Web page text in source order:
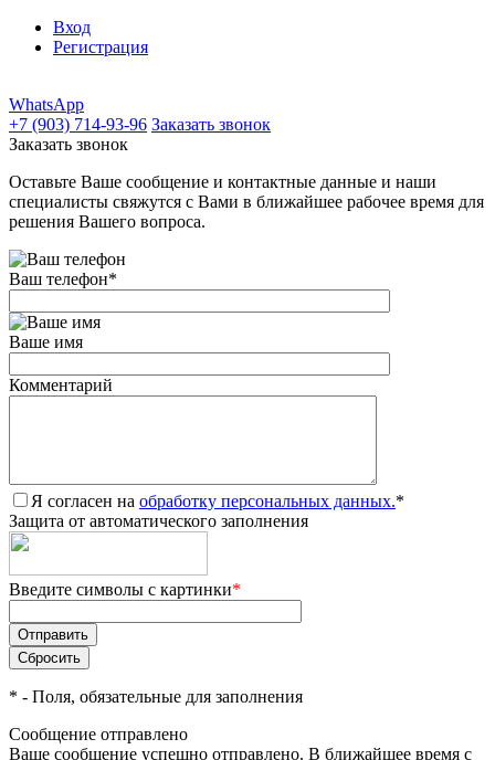
Вход
Регистрация
WhatsApp
+7 (903) 714-93-96 Заказать звонок
Заказать звонок
Оставьте Ваше сообщение и контактные данные и наши
специалисты свяжутся с Вами в ближайшее рабочее время для
решения Вашего вопроса.
Ваш телефон*
Ваше имя
Комментарий
Я согласен на обработку персональных данных.*
Защита от автоматического заполнения
Введите символы с картинки*
* - Поля, обязательные для заполнения
Сообщение отправлено
Ваше сообщение успешно отправлено. В ближайшее время с